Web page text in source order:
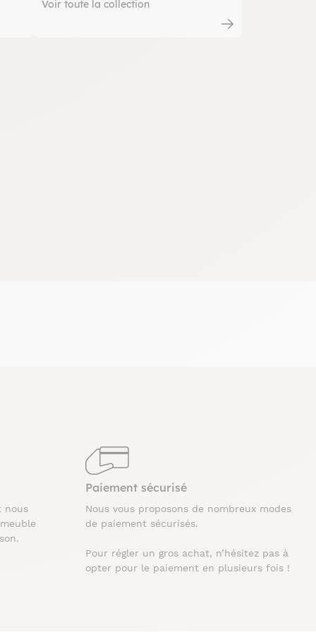
Voir toute la collection
nous
Paiement sécurisé
Nous vous proposons de nombreux modes
de paiement sécurisés.
Pour régler un gros achat, n’hésitez pas à
opter pour le paiement en plusieurs fois !